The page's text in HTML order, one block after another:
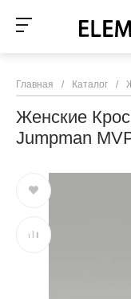
Главная / Каталог /
Женские
Jumpman